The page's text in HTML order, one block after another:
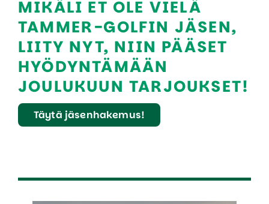
MIKÄLI ET OLE VIELÄ
TAMMER-GOLFIN JÄSEN,
LIITY NYT, NIIN PÄÄSET
HYÖDYNTÄMÄÄN
JOULUKUUN TARJOUKSET!
Täytä jäsenhakemus!